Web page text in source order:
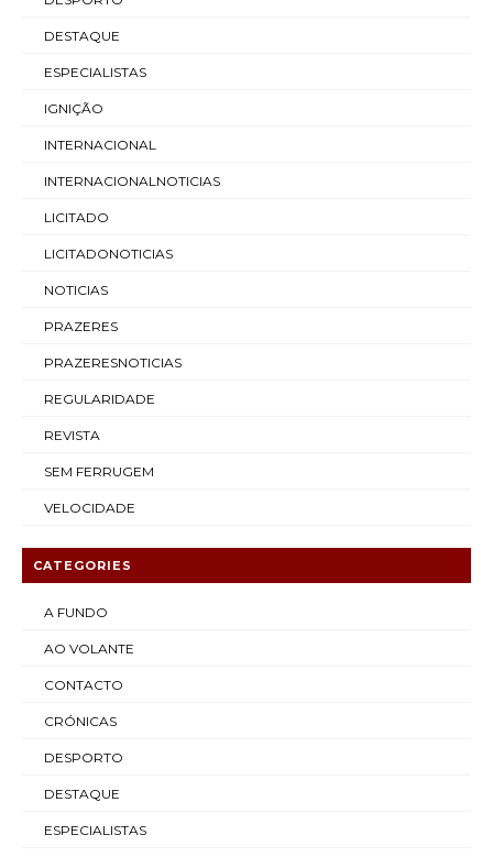
DESTAQUE
ESPECIALISTAS
IGNIÇÃO
INTERNACIONAL
INTERNACIONALNOTICIAS
LICITADO
LICITADONOTICIAS
NOTICIAS
PRAZERES
PRAZERESNOTICIAS
REGULARIDADE
REVISTA
SEM FERRUGEM
VELOCIDADE
CATEGORIES
A FUNDO
AO VOLANTE
CONTACTO
CRÓNICAS
DESPORTO
DESTAQUE
ESPECIALISTAS